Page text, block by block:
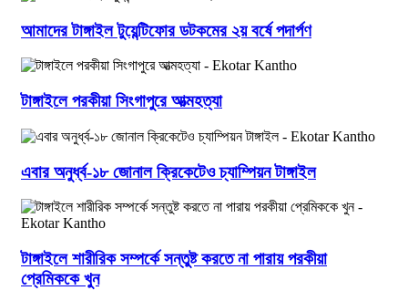
আমাদের টাঙ্গাইল টুয়েন্টিফোর ডটকমের ২য় বর্ষে পদার্পণ
টাঙ্গাইলে পরকীয়া সিংগাপুরে আত্মহত্যা
এবার অনুর্ধ্ব-১৮ জোনাল ক্রিকেটেও চ্যাম্পিয়ন টাঙ্গাইল
টাঙ্গাইলে শারীরিক সম্পর্কে সন্তুষ্ট করতে না পারায় পরকীয়া
প্রেমিককে খুন